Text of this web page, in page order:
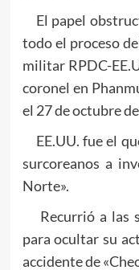
El papel
todo el proceso
militar RPDC-
coronel en
el 27 de octubre
EE.UU. fue el
surcoreanos a
Norte».
Recurrió a las
para ocultar su
accidente de